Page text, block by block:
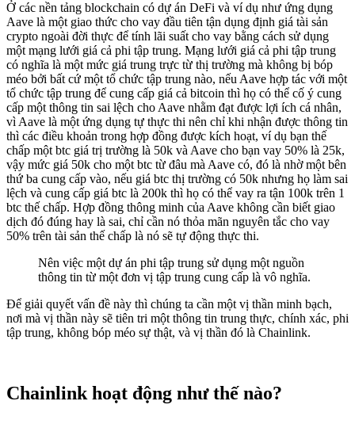
Ở các nền tảng blockchain có dự án DeFi và ví dụ như ứng dụng
Aave là một giao thức cho vay đầu tiên tận dụng định giá tài sản
crypto ngoài đời thực để tính lãi suất cho vay bằng cách sử dụng
một mạng lưới giá cả phi tập trung. Mạng lưới giá cả phi tập trung
có nghĩa là một mức giá trung trực từ thị trường mà không bị bóp
méo bởi bất cứ một tổ chức tập trung nào, nếu Aave hợp tác với một
tổ chức tập trung để cung cấp giá cả bitcoin thì họ có thể cố ý cung
cấp một thông tin sai lệch cho Aave nhằm đạt được lợi ích cá nhân,
vì Aave là một ứng dụng tự thực thi nên chỉ khi nhận được thông tin
thì các điều khoản trong hợp đồng được kích hoạt, ví dụ bạn thế
chấp một btc giá trị trường là 50k và Aave cho bạn vay 50% là 25k,
vậy mức giá 50k cho một btc từ đâu mà Aave có, đó là nhờ một bên
thứ ba cung cấp vào, nếu giá btc thị trường có 50k nhưng họ làm sai
lệch và cung cấp giá btc là 200k thì họ có thể vay ra tận 100k trên 1
btc thế chấp. Hợp đồng thông minh của Aave không cần biết giao
dịch đó đúng hay là sai, chỉ cần nó thỏa mãn nguyên tắc cho vay
50% trên tài sản thế chấp là nó sẽ tự động thực thi.
Nên việc một dự án phi tập trung sử dụng một nguồn
thông tin từ một đơn vị tập trung cung cấp là vô nghĩa.
Để giải quyết vấn đề này thì chúng ta cần một vị thần minh bạch,
nơi mà vị thần này sẽ tiên tri một thông tin trung thực, chính xác, phi
tập trung, không bóp méo sự thật, và vị thần đó là Chainlink.
Chainlink hoạt động như thế nào?